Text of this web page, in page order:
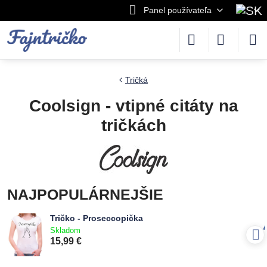
Panel používateľa
Tričká
Coolsign - vtipné citáty na
tričkách
NAJPOPULÁRNEJŠIE
Tričko - Proseccopička
Skladom
15,99 €